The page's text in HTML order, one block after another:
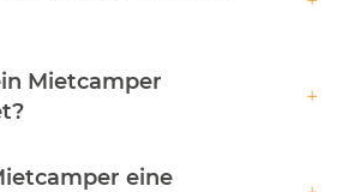
Mietcamper
eine